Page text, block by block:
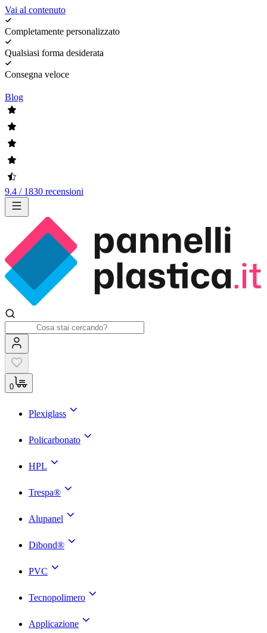
Vai al contenuto
Completamente personalizzato
Qualsiasi forma desiderata
Consegna veloce
Blog
9.4 / 1830 recensioni
0
Plexiglass
Policarbonato
HPL
Trespa®
Alupanel
Dibond®
PVC
Tecnopolimero
Applicazione